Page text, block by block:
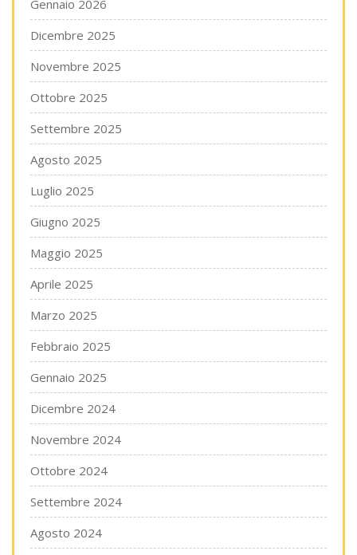
Gennaio 2026
Dicembre 2025
Novembre 2025
Ottobre 2025
Settembre 2025
Agosto 2025
Luglio 2025
Giugno 2025
Maggio 2025
Aprile 2025
Marzo 2025
Febbraio 2025
Gennaio 2025
Dicembre 2024
Novembre 2024
Ottobre 2024
Settembre 2024
Agosto 2024